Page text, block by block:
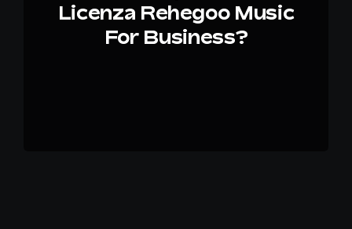
Licenza Rehegoo Music
For Business?